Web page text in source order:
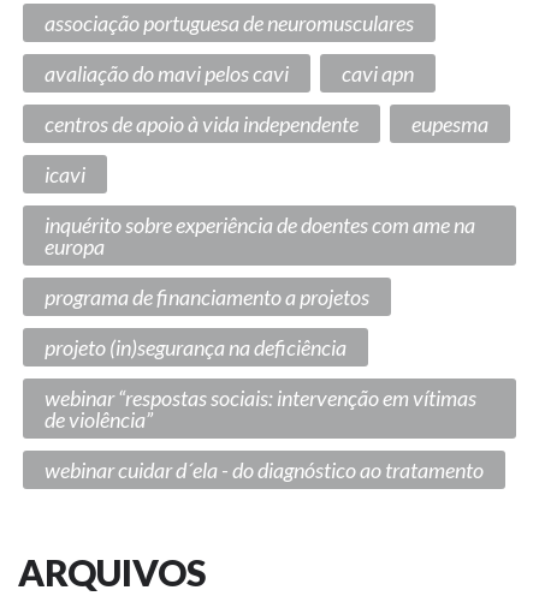
associação portuguesa de neuromusculares
avaliação do mavi pelos cavi
cavi apn
centros de apoio à vida independente
eupesma
icavi
inquérito sobre experiência de doentes com ame na
europa
programa de financiamento a projetos
projeto (in)segurança na deficiência
webinar “respostas sociais: intervenção em vítimas
de violência”
webinar cuidar d´ela - do diagnóstico ao tratamento
ARQUIVOS